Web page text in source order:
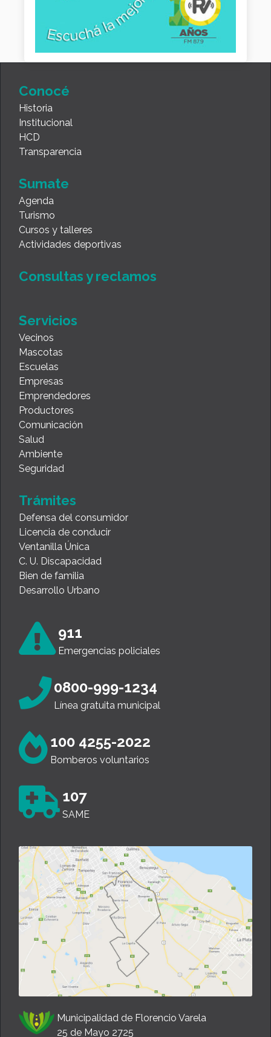
Conocé
Historia
Institucional
HCD
Transparencia
Sumate
Agenda
Turismo
Cursos y talleres
Actividades deportivas
Consultas y reclamos
Servicios
Vecinos
Mascotas
Escuelas
Empresas
Emprendedores
Productores
Comunicación
Salud
Ambiente
Seguridad
Trámites
Defensa del consumidor
Licencia de conducir
Ventanilla Única
C. U. Discapacidad
Bien de familia
Desarrollo Urbano
911
Emergencias policiales
0800-999-1234
Línea gratuita municipal
100 4255-2022
Bomberos voluntarios
107
SAME
Municipalidad de Florencio Varela
25 de Mayo 2725